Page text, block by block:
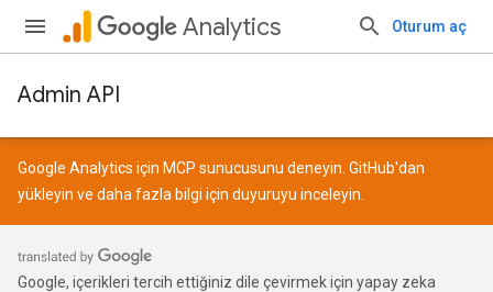
Analytics Oturum aç
Admin API
Google Analytics için MCP sunucusunu deneyin. GitHub'dan
yükleyin ve daha fazla bilgi için duyuruyu inceleyin.
Google, içerikleri tercih ettiğiniz dile çevirmek için yapay zeka